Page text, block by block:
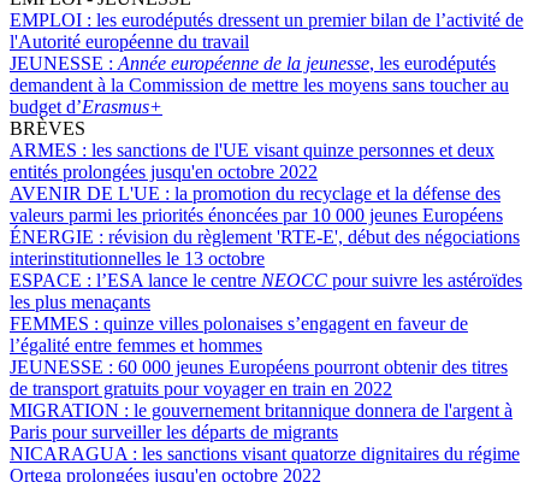
EMPLOI : les eurodéputés dressent un premier bilan de l’activité de
l'Autorité européenne du travail
JEUNESSE : Année européenne de la jeunesse, les eurodéputés
demandent à la Commission de mettre les moyens sans toucher au
budget d’Erasmus+
BRÈVES
ARMES : les sanctions de l'UE visant quinze personnes et deux
entités prolongées jusqu'en octobre 2022
AVENIR DE L'UE : la promotion du recyclage et la défense des
valeurs parmi les priorités énoncées par 10 000 jeunes Européens
ÉNERGIE : révision du règlement 'RTE-E', début des négociations
interinstitutionnelles le 13 octobre
ESPACE : l’ESA lance le centre NEOCC pour suivre les astéroïdes
les plus menaçants
FEMMES : quinze villes polonaises s’engagent en faveur de
l’égalité entre femmes et hommes
JEUNESSE : 60 000 jeunes Européens pourront obtenir des titres
de transport gratuits pour voyager en train en 2022
MIGRATION : le gouvernement britannique donnera de l'argent à
Paris pour surveiller les départs de migrants
NICARAGUA : les sanctions visant quatorze dignitaires du régime
Ortega prolongées jusqu'en octobre 2022